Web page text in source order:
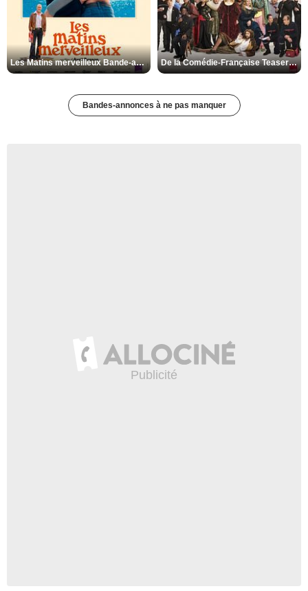
Les Matins merveilleux Bande-annonce VF De la Comédie-Française Teaser VF
Bandes-annonces à ne pas manquer